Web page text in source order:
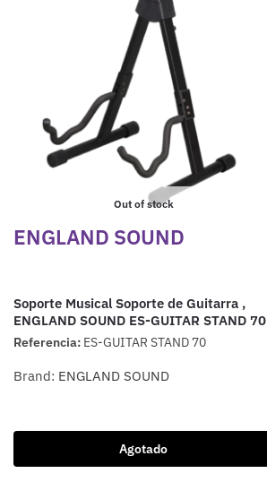
Out of stock
ENGLAND SOUND
Soporte Musical Soporte de Guitarra ,
ENGLAND SOUND ES-GUITAR STAND 70
Referencia: ES-GUITAR STAND 70
Brand: ENGLAND SOUND
Agotado